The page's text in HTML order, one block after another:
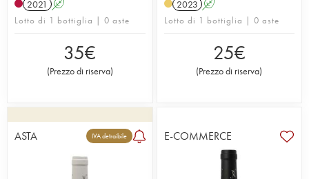
2021
A
Lotto di 1 bottiglia | 0 aste
35€
(Prezzo di riserva)
2023 A
Lotto di 1 bottiglia | 0 aste
25€
(Prezzo di riserva)
ASTA IVA detraibile E-COMMERCE